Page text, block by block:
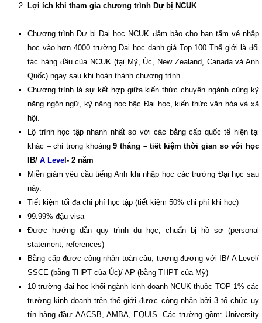
Lợi ích khi tham gia chương trình Dự bị NCUK
Chương trình Dự bị Đại học NCUK đảm bảo cho bạn tấm vé nhập
học vào hơn 4000 trường Đại học danh giá Top 100 Thế giới là đối
tác hàng đầu của NCUK (tại Mỹ, Úc, New Zealand, Canada và Anh
Quốc) ngay sau khi hoàn thành chương trình.
Chương trình là sự kết hợp giữa kiến thức chuyên ngành cùng kỹ
năng ngôn ngữ, kỹ năng học bậc Đại học, kiến thức văn hóa và xã
hội.
Lộ trình học tập nhanh nhất so với các bằng cấp quốc tế hiện tại
khác – chỉ trong khoảng9 tháng – tiết kiệm thời gian so với học
IB/ A Level- 2 năm
Miễn giảm yêu cầu tiếng Anh khi nhập học các trường Đại học sau
này.
Tiết kiệm tối đa chi phí học tập (tiết kiệm 50% chi phí khi học)
99.99% đậu visa
Được hướng dẫn quy trình du học, chuẩn bị hồ sơ (personal
statement, references)
Bằng cấp được công nhận toàn cầu, tương đương với IB/ A Level/
SSCE (bằng THPT của Úc)/ AP (bằng THPT của Mỹ)
10 trường đại học khối ngành kinh doanh NCUK thuộc TOP 1% các
trường kinh doanh trên thế giới được công nhận bởi 3 tổ chức uy
tín hàng đầu: AACSB, AMBA, EQUIS. Các trường gồm: University